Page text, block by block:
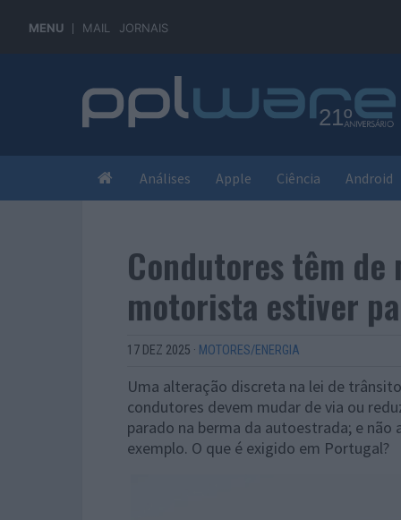
MENU MAIL JORNAIS
Análises Apple Ciência Android
Condutores têm de
motorista estiver
17 DEZ 2025 · MOTORES/ENERGIA
Uma alteração discreta na lei de
condutores devem mudar de via ou
parado na berma da autoestrada; e não
exemplo. O que é exigido em Portugal?